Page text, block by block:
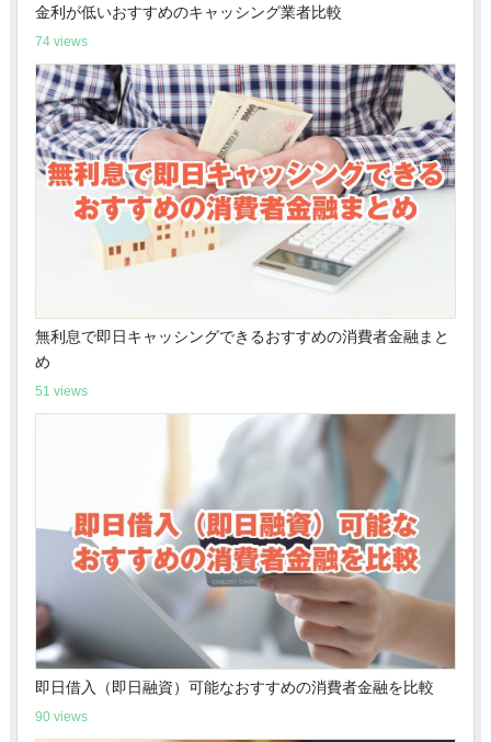
金利が低いおすすめのキャッシング業者比較
74 views
無利息で即日キャッシングできるおすすめの消費者金融まと
め
51 views
即日借入（即日融資）可能なおすすめの消費者金融を比較
90 views